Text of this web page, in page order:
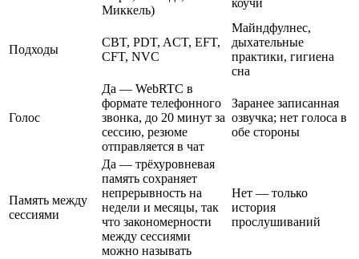
Миккель)
коучи
Подходы
CBT, PDT, ACT, EFT,
CFT, NVC
Майндфулнес,
дыхательные
практики, гигиена
сна
Голос
Да — WebRTC в
формате телефонного
звонка, до 20 минут за
сессию, резюме
отправляется в чат
Заранее записанная
озвучка; нет голоса в
обе стороны
Память между
сессиями
Да — трёхуровневая
память сохраняет
непрерывность на
недели и месяцы, так
что закономерности
между сессиями
можно называть
Нет — только
история
прослушиваний